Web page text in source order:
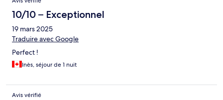
10/10 – Exceptionnel
19 mars 2025
Traduire avec Google
Perfect !
Inès, séjour de 1 nuit
Avis vérifié